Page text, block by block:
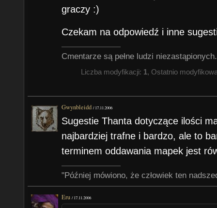
graczy :)
Czekam na odpowiedź i inne
Cmentarze są pełne ludzi
Liczba modyfikacji: 1, Ostatnio
Gwynbleidd /17.11.2006
Sugestie Thanta dotyczące ilości
najbardziej trafne i bardzo, ale to
terminem oddawania mapek jest
"Później mówiono, że człowiek ten
Eru /17.11.2006